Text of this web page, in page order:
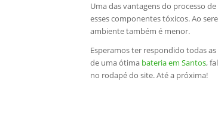
Uma das vantagens do processo
esses componentes tóxicos. Ao
ambiente também é menor.
Esperamos ter respondido todas
de uma ótima bateria em Santos,
no rodapé do site. Até a próxima!